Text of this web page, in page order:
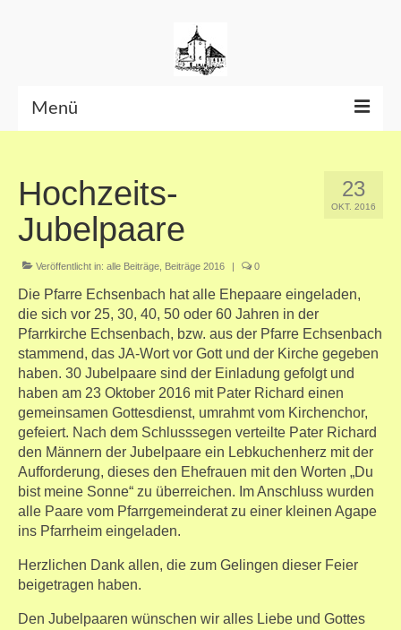
Menü
Datenschutzerklärung 23
OKT. 2016
Hochzeits-
Jubelpaare
Veröffentlicht in: alle Beiträge Beiträge 2016 | 0
Die Pfarre Echsenbach hat alle Ehepaare eingeladen,
die sich vor 25, 30, 40, 50 oder 60 Jahren in der
Pfarrkirche Echsenbach, bzw. aus der Pfarre Echsenbach
stammend, das JA-Wort vor Gott und der Kirche gegeben
haben. 30 Jubelpaare sind der Einladung gefolgt und
haben am 23 Oktober 2016 mit Pater Richard einen
gemeinsamen Gottesdienst, umrahmt vom Kirchenchor,
gefeiert. Nach dem Schlusssegen verteilte Pater Richard
den Männern der Jubelpaare ein Lebkuchenherz mit der
Aufforderung, dieses den Ehefrauen mit den Worten „Du
bist meine Sonne“ zu überreichen. Im Anschluss wurden
alle Paare vom Pfarrgemeinderat zu einer kleinen Agape
ins Pfarrheim eingeladen.
Herzlichen Dank allen, die zum Gelingen dieser Feier
beigetragen haben.
Den Jubelpaaren wünschen wir alles Liebe und Gottes